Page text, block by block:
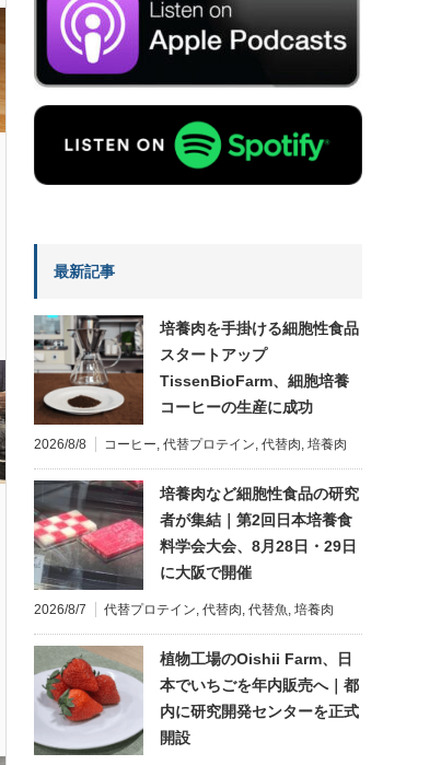
最新記事
培養肉を手掛ける細胞性食品
スタートアップ
TissenBioFarm、細胞培養
コーヒーの生産に成功
2026/8/8 コーヒー 代替プロテイン 代替肉 培養肉
培養肉など細胞性食品の研究
者が集結｜第2回日本培養食
料学会大会、8月28日・29日
に大阪で開催
2026/8/7 代替プロテイン 代替肉 代替魚 培養肉
植物工場のOishii Farm、日
本でいちごを年内販売へ｜都
内に研究開発センターを正式
開設